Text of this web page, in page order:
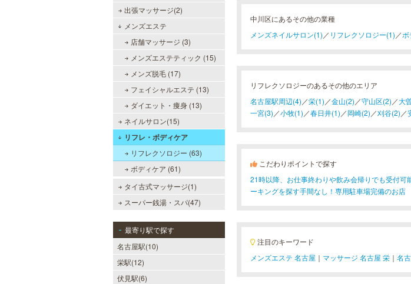
出張マッサージ(2)
メンズエステ
店舗マッサージ (3)
メンズエステティック (15)
メンズ脱毛 (17)
フェイシャルエステ (13)
ダイエット・痩身 (13)
ネイルサロン(15)
リフレ・ボディケア
リフレクソロジー (63)
ボディケア (61)
タイ古式マッサージ(1)
スーパー銭湯・スパ(47)
最寄り駅で探す
名古屋駅(10)
栄駅(12)
伏見駅(6)
中川区にあるその他の業種
メンズネイルサロン(1) ／ リフレクソロジー(1) ／
リフレクソロジーのあるその他のエリア
名古屋駅周辺(4) ／栄(1) ／金山(2) ／守山区(2) ／大
一宮(3) ／小牧(1) ／春日井(1) ／岡崎(2) ／刈谷(2) ／
こだわりポイントで探す
21時以降、お仕事終わりや飲み会帰りでも受付可
ーキングを探す手間なし！専用駐車場完備のお店
注目のキーワード
メンズエステ 名古屋 ｜ マッサージ 名古屋 栄 ｜ 名